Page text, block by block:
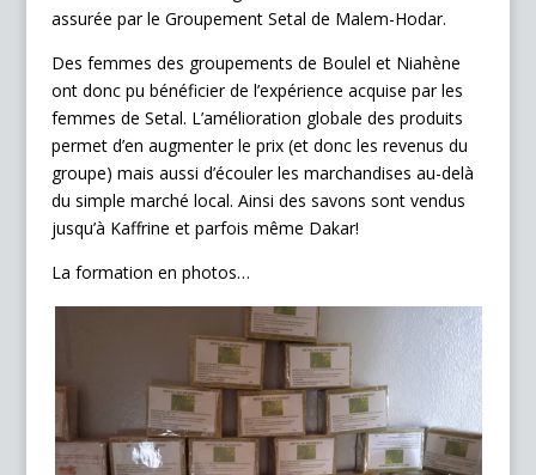
assurée par le Groupement Setal de Malem-Hodar.
Des femmes des groupements de Boulel et Niahène
ont donc pu bénéficier de l’expérience acquise par les
femmes de Setal. L’amélioration globale des produits
permet d’en augmenter le prix (et donc les revenus du
groupe) mais aussi d’écouler les marchandises au-delà
du simple marché local. Ainsi des savons sont vendus
jusqu’à Kaffrine et parfois même Dakar!
La formation en photos…